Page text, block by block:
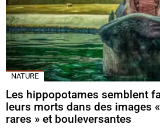
NATURE
Les hippopotames semblent
leurs morts dans des images
rares » et bouleversantes